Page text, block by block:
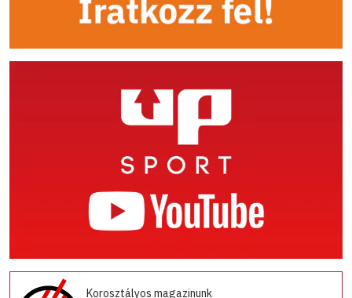
Korosztályos magazinunk